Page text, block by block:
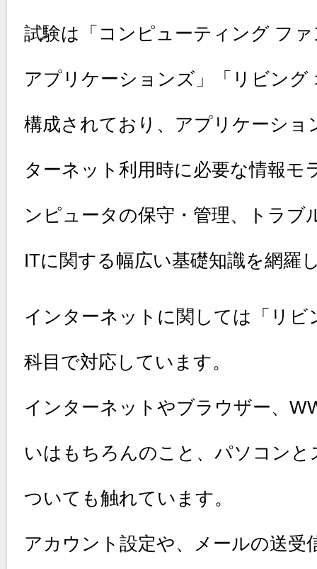
試験は「コンピューティング フ
アプリケーションズ」「リビング
構成されており、アプリケーショ
ターネット利用時に必要な情報モ
ンピュータの保守・管理、トラブ
ITに関する幅広い基礎知識を網羅
インターネットに関しては「リ
科目で対応しています。
インターネットやブラウザー、
いはもちろんのこと、パソコン
ついても触れています。
アカウント設定や、メールの送受